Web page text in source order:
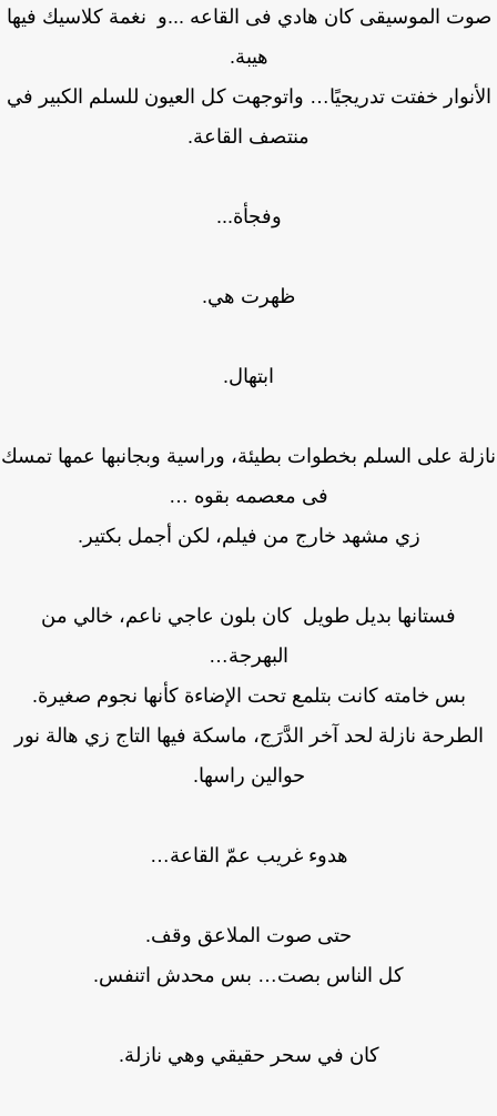
الموسيقى كان هادي فى القاعه ...و نغمة كلاسيك فيها
هيبة.
خفتت تدريجيًا… واتوجهت كل العيون للسلم الكبير في
منتصف القاعة.
وفجأة...
ظهرت هي.
ابتهال.
على السلم بخطوات بطيئة، وراسية وبجانبها عمها تمسك
فى معصمه بقوه …
زي مشهد خارج من فيلم، لكن أجمل بكتير.
فستانها بديل طويل كان بلون عاجي ناعم، خالي من
البهرجة…
بس خامته كانت بتلمع تحت الإضاءة كأنها نجوم صغيرة.
نازلة لحد آخر الدَّرَج، ماسكة فيها التاج زي هالة نور
حوالين راسها.
هدوء غريب عمّ القاعة…
حتى صوت الملاعق وقف.
كل الناس بصت… بس محدش اتنفس.
كان في سحر حقيقي وهي نازلة.